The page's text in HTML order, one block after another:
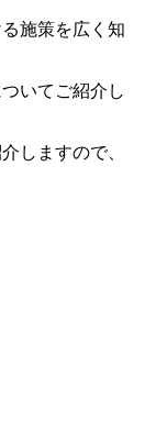
施策を広く知
いてご紹介し
しますので、